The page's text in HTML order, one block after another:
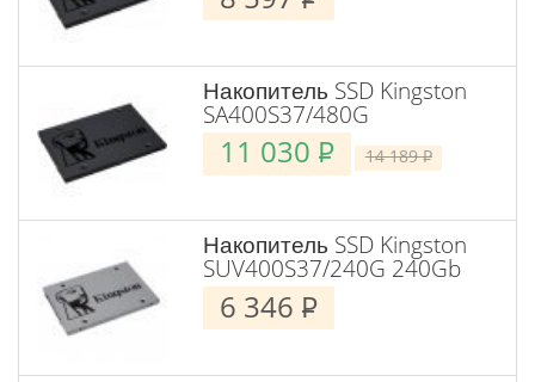
Накопитель SSD Kingston
SA400S37/480G
11 030 P 14 189P
Накопитель SSD Kingston
SUV400S37/240G 240Gb
6 346 P